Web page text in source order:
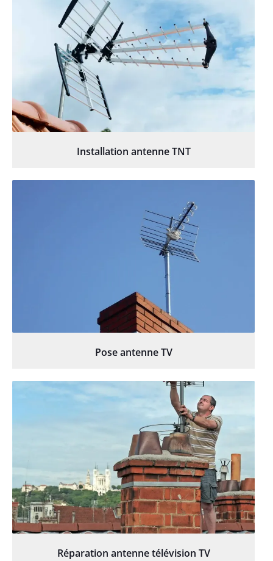
Installation antenne TNT
Pose antenne TV
Réparation antenne télévision TV